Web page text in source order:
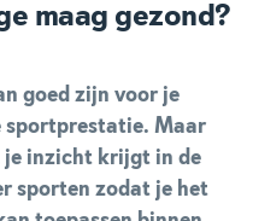
maag gezond?
goed zijn voor je
sportprestatie. Maar
je inzicht krijgt in de
sporten zodat je het